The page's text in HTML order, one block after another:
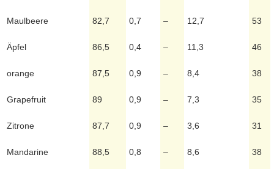
Maulbeere 82,7 0,7 – 12,7 53
Äpfel 86,5 0,4 – 11,3 46
orange 87,5 0,9 – 8,4 38
Grapefruit 89 0,9 – 7,3 35
Zitrone 87,7 0,9 – 3,6 31
Mandarine 88,5 0,8 – 8,6 38